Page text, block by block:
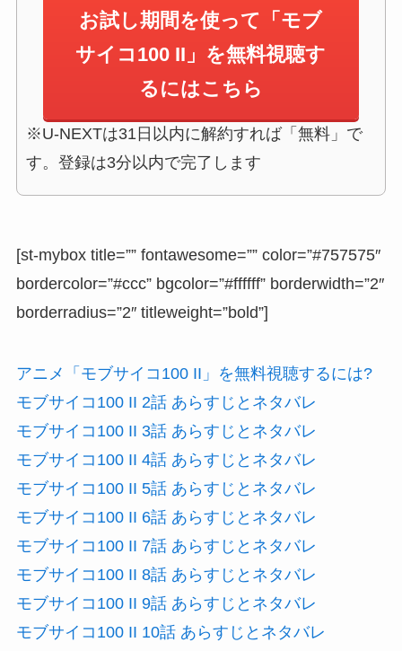
お試し期間を使って「モブ
サイコ100 II」を無料視聴す
るにはこちら
※U-NEXTは31日以内に解約すれば「無料」で
す。登録は3分以内で完了します
[st-mybox title=”” fontawesome=”” color=”#757575″
bordercolor=”#ccc” bgcolor=”#ffffff” borderwidth=”2″
borderradius=”2″ titleweight=”bold”]
アニメ「モブサイコ100 II」を無料視聴するには?
モブサイコ100 II 2話 あらすじとネタバレ
モブサイコ100 II 3話 あらすじとネタバレ
モブサイコ100 II 4話 あらすじとネタバレ
モブサイコ100 II 5話 あらすじとネタバレ
モブサイコ100 II 6話 あらすじとネタバレ
モブサイコ100 II 7話 あらすじとネタバレ
モブサイコ100 II 8話 あらすじとネタバレ
モブサイコ100 II 9話 あらすじとネタバレ
モブサイコ100 II 10話 あらすじとネタバレ